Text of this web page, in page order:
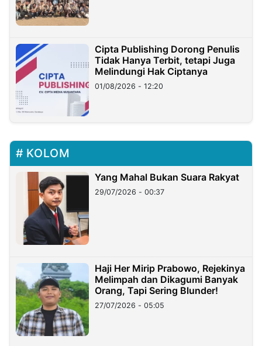
Cipta Publishing Dorong Penulis
Tidak Hanya Terbit, tetapi Juga
Melindungi Hak Ciptanya
01/08/2026 - 12:20
KOLOM
Yang Mahal Bukan Suara Rakyat
29/07/2026 - 00:37
Haji Her Mirip Prabowo, Rejekinya
Melimpah dan Dikagumi Banyak
Orang, Tapi Sering Blunder!
27/07/2026 - 05:05